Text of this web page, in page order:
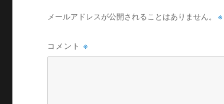
メールアドレスが公開されることはありません。 ※
コメント※